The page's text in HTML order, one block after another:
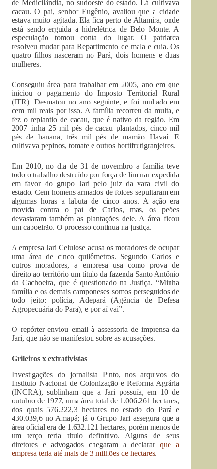
de Medicilândia, no sudoeste do estado. Lá cultivava
cacau. O pai, senhor Eugênio, avaliou que a cidade
estava muito agitada. Ela fica perto de Altamira, onde
está sendo erguida a hidrelétrica de Belo Monte. A
especulação tomou conta do lugar. O patriarca
resolveu mudar para Repartimento de mala e cuia. Os
quatro filhos nasceram no Pará, dois homens e duas
mulheres.
Conseguiu área para trabalhar em 2005, ano em que
iniciou o pagamento do Imposto Territorial Rural
(ITR). Desmatou no ano seguinte, e foi multado em
cem mil reais por isso. A família recorreu da multa, e
fez o replantio de cacau, que é nativo da região. Em
2007 tinha 25 mil pés de cacau plantados, cinco mil
pés de banana, três mil pés de mamão Havaí. E
cultivava pepinos, tomate e outros hortifrutigranjeiros.
Em 2010, no dia de 31 de novembro a família teve
todo o trabalho destruído por força de liminar expedida
em favor do grupo Jari pelo juiz da vara civil do
estado. Cem homens armados de foices sepultaram em
algumas horas a labuta de cinco anos. A ação era
movida contra o pai de Carlos, mas, os peões
devastaram também as plantações dele. A área ficou
um capoeirão. O processo continua na justiça.
A empresa Jari Celulose acusa os moradores de ocupar
uma área de cinco quilômetros. Segundo Carlos e
outros moradores, a empresa usa como prova de
direito ao território um título da fazenda Santo Antônio
da Cachoeira, que é questionado na Justiça. “Minha
família e os demais camponeses somos perseguidos de
todo jeito: polícia, Adepará (Agência de Defesa
Agropecuária do Pará), e por aí vai”.
O repórter enviou email à assessoria de imprensa da
Jari, que não se manifestou sobre as acusações.
Grileiros x extrativistas
Investigações do jornalista Pinto, nos arquivos do
Instituto Nacional de Colonização e Reforma Agrária
(INCRA), sublinham que a Jari possuía, em 10 de
outubro de 1977, uma área total de 1.006.261 hectares,
dos quais 576.222,3 hectares no estado do Pará e
430.039,6 no Amapá; já o Grupo Jari assegura que a
área oficial era de 1.632.121 hectares, porém menos de
um terço teria título definitivo. Alguns de seus
diretores e advogados chegaram a declararque a
empresa teria até mais de 3 milhões de hectares.